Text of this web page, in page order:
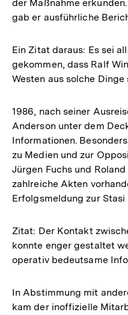
der Maßnahme
gab er ausführliche
Ein Zitat daraus: Es sei
gekommen, dass Ralf
Westen aus solche Dinge
1986, nach seiner
Anderson unter dem
Informationen.
zu Medien und zur
Jürgen Fuchs und
zahlreiche Akten
Erfolgsmeldung zur
Zitat: Der Kontakt
konnte enger gestaltet
operativ bedeutsame
In Abstimmung mit
kam der inoffizielle